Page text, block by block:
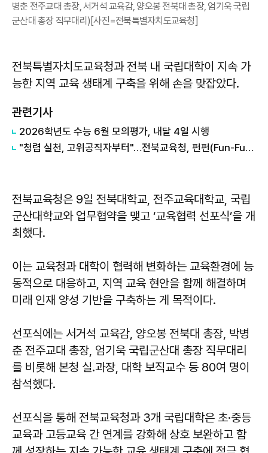
병춘 전주교대 총장, 서거석 교육감, 양오봉 전북대 총장, 엄기욱 국립
군산대 총장 직무대리)[사진=전북특별자치도교육청]
​​​​​​​전북특별자치도교육청과 전북 내 국립대학이 지속 가
능한 지역 교육 생태계 구축을 위해 손을 맞잡았다.
관련기사
2026학년도 수능 6월 모의평가, 내달 4일 시행
"청렴 실천, 고위공직자부터"…전북교육청, 펀펀(Fun-Fun)한 청렴 다짐 릴레이 본격화
전북교육청은 9일 전북대학교, 전주교육대학교, 국립
군산대학교와 업무협약을 맺고 ‘교육협력 선포식’을 개
최했다.
이는 교육청과 대학이 협력해 변화하는 교육환경에 능
동적으로 대응하고, 지역 교육 현안을 함께 해결하며
미래 인재 양성 기반을 구축하는 게 목적이다.
선포식에는 서거석 교육감, 양오봉 전북대 총장, 박병
춘 전주교대 총장, 엄기욱 국립군산대 총장 직무대리
를 비롯해 본청 실․과장, 대학 보직교수 등 80여 명이
참석했다.
선포식을 통해 전북교육청과 3개 국립대학은 초·중등
교육과 고등교육 간 연계를 강화해 상호 보완하고 함